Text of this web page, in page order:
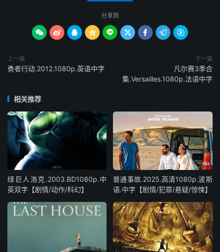
分享到
        
上一篇
勇者行动.2012.1080p.英语中字
下一篇
凡尔赛3季合
集.Versailles.1080p.法语中字
相关推荐
绿巨人浩克.2003.BD1080p.中
英双字【剧情/动作/科幻】
普通事故.2025.高清1080p.波斯
语.中字【剧情/犯罪/悬疑/惊悚】